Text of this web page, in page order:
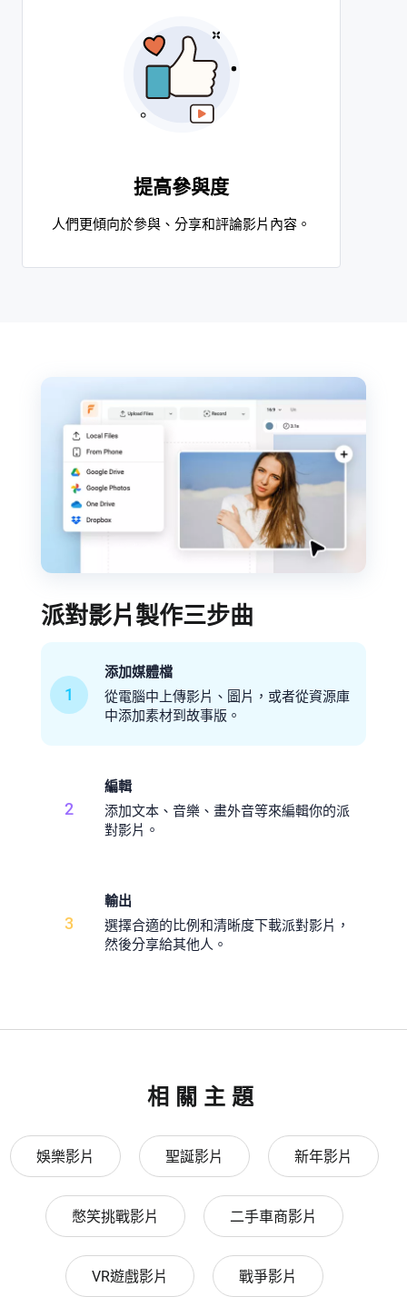
提高參與度
人們更傾向於參與、分享和評論影片內容。
派對影片製作三步曲
1
添加媒體檔
從電腦中上傳影片、圖片，或者從資源庫
中添加素材到故事版。
2
編輯
添加文本、音樂、畫外音等來編輯你的派
對影片。
3
輸出
選擇合適的比例和清晰度下載派對影片，
然後分享給其他人。
相關主題
娛樂影片 聖誕影片 新年影片
憋笑挑戰影片 二手車商影片
VR遊戲影片 戰爭影片